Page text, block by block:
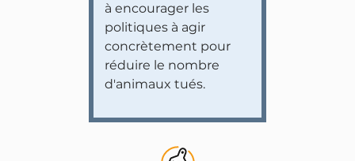
à encourager les
politiques à agir
concrètement pour
réduire le nombre
d'animaux tués.